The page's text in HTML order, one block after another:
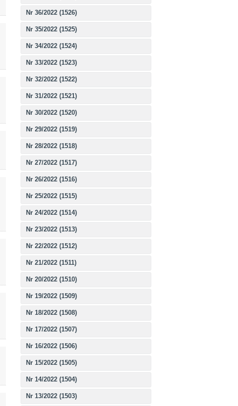
Nr 36/2022 (1526)
Nr 35/2022 (1525)
Nr 34/2022 (1524)
Nr 33/2022 (1523)
Nr 32/2022 (1522)
Nr 31/2022 (1521)
Nr 30/2022 (1520)
Nr 29/2022 (1519)
Nr 28/2022 (1518)
Nr 27/2022 (1517)
Nr 26/2022 (1516)
Nr 25/2022 (1515)
Nr 24/2022 (1514)
Nr 23/2022 (1513)
Nr 22/2022 (1512)
Nr 21/2022 (1511)
Nr 20/2022 (1510)
Nr 19/2022 (1509)
Nr 18/2022 (1508)
Nr 17/2022 (1507)
Nr 16/2022 (1506)
Nr 15/2022 (1505)
Nr 14/2022 (1504)
Nr 13/2022 (1503)